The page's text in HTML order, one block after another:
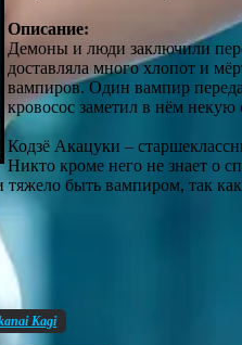
Описание:
Демоны и люди заключили
доставляла много хлопот и
вампиров. Один вампир
кровосос заметил в нём некую
Кодзё Акацуки –
Никто кроме него не знает о
быть вампиром, так
Kagi